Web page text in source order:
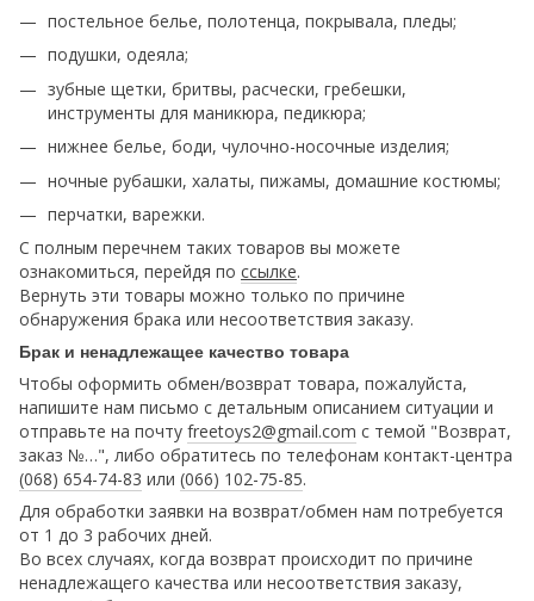
постельное белье, полотенца, покрывала, пледы;
подушки, одеяла;
зубные щетки, бритвы, расчески, гребешки,
инструменты для маникюра, педикюра;
нижнее белье, боди, чулочно-носочные изделия;
ночные рубашки, халаты, пижамы, домашние костюмы;
перчатки, варежки.
С полным перечнем таких товаров вы можете
ознакомиться, перейдя по ссылке.
Вернуть эти товары можно только по причине
обнаружения брака или несоответствия заказу.
Брак и ненадлежащее качество товара
Чтобы оформить обмен/возврат товара, пожалуйста,
напишите нам письмо с детальным описанием ситуации и
отправьте на почту freetoys2@gmail.com c темой "Возврат,
заказ №…", либо обратитесь по телефонам контакт-центра
(068) 654-74-83 или (066) 102-75-85.
Для обработки заявки на возврат/обмен нам потребуется
от 1 до 3 рабочих дней.
Во всех случаях, когда возврат происходит по причине
ненадлежащего качества или несоответствия заказу,